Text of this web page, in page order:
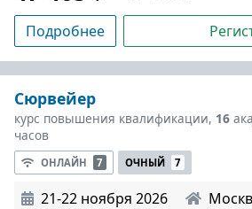
Подробнее
Сюрвейер
курс повышения квалификации, 16
часов
ОНЛАЙН 7 ОЧНЫЙ 7
21-22 ноября 2026